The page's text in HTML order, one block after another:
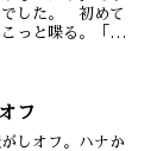
でした。 初めて
っと喋る。「自
か(以下 本文に
フ
しオフ。ハナか